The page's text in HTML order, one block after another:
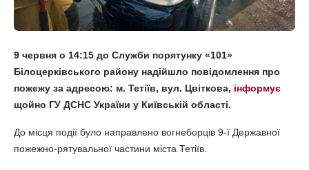
9 червня о 14:15 до Служби порятунку «101»
Білоцерківського району надійшло повідомлення про
пожежу за адресою: м. Тетіїв, вул. Цвіткова, інформує
щойно ГУ ДСНС України у Київській області.
До місця події було направлено вогнеборців 9-ї Державної
пожежно-рятувальної частини міста Тетіїв.